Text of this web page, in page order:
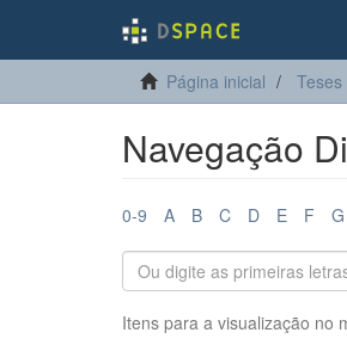
Página inicial
Navegação
0-9 A B C D E F G
Itens para a visualização no